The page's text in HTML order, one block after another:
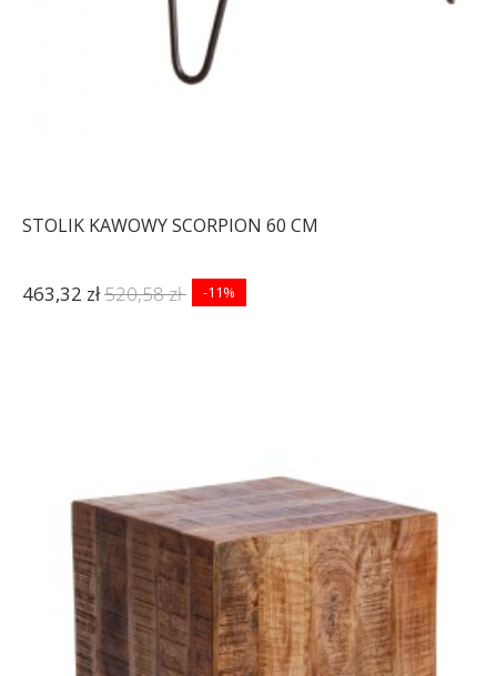
STOLIK KAWOWY SCORPION 60 CM
463,32 zł520,58 zł -11%